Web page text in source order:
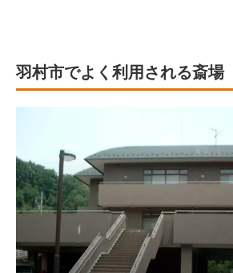
羽村市でよく利用される斎場